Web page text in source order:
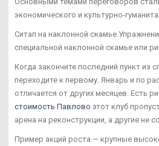
экономического и культурно-
Ситап на наклонной скамье
специальной наклонной скамье или
Когда закончите последний пункт из
переходите к первому. Январь и по
отличается от других месяцев. Есть
стоимость Павлово этот клуб
арена на реконструкции, а другие не
Пример акций роста — крупные